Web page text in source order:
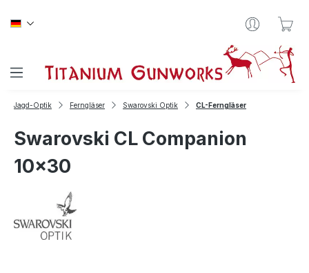
Jagd-Optik Ferngläser Swarovski Optik CL-Ferngläser
Swarovski CL Companion
10x30